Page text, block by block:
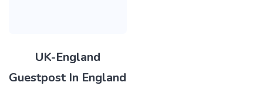
UK-England
Guestpost In England